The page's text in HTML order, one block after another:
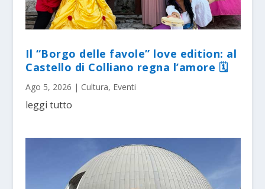
Il “Borgo delle favole” love edition: al
Castello di Colliano regna l’amore 🗓
Ago 5, 2026 | Cultura, Eventi
leggi tutto